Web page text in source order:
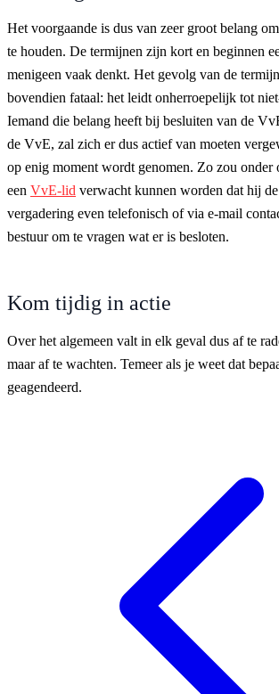
Het voorgaande is dus van zeer groot belang
te houden. De termijnen zijn kort en beginnen
menigeen vaak denkt. Het gevolg van de
bovendien fataal: het leidt onherroepelijk tot
Iemand die belang heeft bij besluiten van de
de VvE, zal zich er dus actief van moeten
op enig moment wordt genomen. Zo zou onder
een VvE-lid verwacht kunnen worden dat hij
vergadering even telefonisch of via e-mail
bestuur om te vragen wat er is besloten.
Kom tijdig in actie
Over het algemeen valt in elk geval dus af te
maar af te wachten. Temeer als je weet dat
geagendeerd.